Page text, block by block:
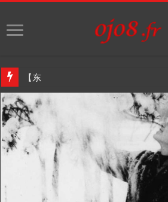
【东西视记】端午节赛纳河畔 “巴黎